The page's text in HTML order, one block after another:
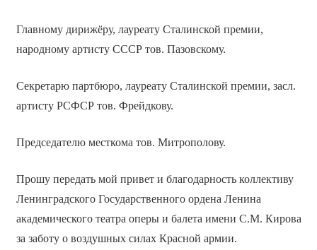
Главному дирижёру, лауреату Сталинской премии,
народному артисту СССР тов. Пазовскому.
Секретарю партбюро, лауреату Сталинской премии, засл.
артисту РСФСР тов. Фрейдкову.
Председателю месткома тов. Митрополову.
Прошу передать мой привет и благодарность коллективу
Ленинградского Государственного ордена Ленина
академического театра оперы и балета имени С.М. Кирова
за заботу о воздушных силах Красной армии.